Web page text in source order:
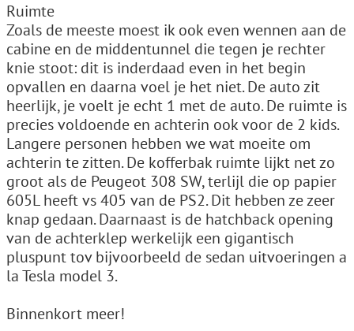
Ruimte
Zoals de meeste moest ik ook even wennen aan de
cabine en de middentunnel die tegen je rechter
knie stoot: dit is inderdaad even in het begin
opvallen en daarna voel je het niet. De auto zit
heerlijk, je voelt je echt 1 met de auto. De ruimte is
precies voldoende en achterin ook voor de 2 kids.
Langere personen hebben we wat moeite om
achterin te zitten. De kofferbak ruimte lijkt net zo
groot als de Peugeot 308 SW, terlijl die op papier
605L heeft vs 405 van de PS2. Dit hebben ze zeer
knap gedaan. Daarnaast is de hatchback opening
van de achterklep werkelijk een gigantisch
pluspunt tov bijvoorbeeld de sedan uitvoeringen a
la Tesla model 3.
Binnenkort meer!